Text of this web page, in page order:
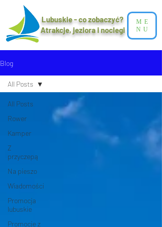
Lubuskie - co zobaczyć?
Atrakcje, jeziora i noclegi​
ME
NU
Blog
All Posts
Rower
Kamper
Z
przyczepą
Na pieszo
Wiadomości
Promocja
lubuskie
Promocje z
All Posts